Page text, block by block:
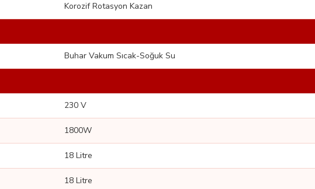
Korozif Rotasyon Kazan
Buhar Vakum Sıcak-Soğuk Su
230 V
1800W
18 Litre
18 Litre